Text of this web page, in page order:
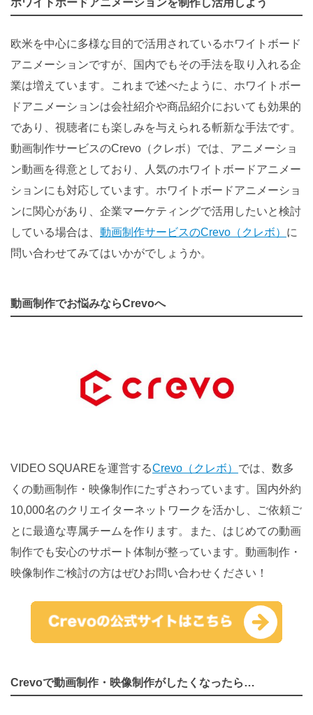
ホワイトボードアニメーションを制作し活用しよう
欧米を中心に多様な目的で活用されているホワイトボード
アニメーションですが、国内でもその手法を取り入れる企
業は増えています。これまで述べたように、ホワイトボー
ドアニメーションは会社紹介や商品紹介においても効果的
であり、視聴者にも楽しみを与えられる斬新な手法です。
動画制作サービスのCrevo（クレボ）では、アニメーショ
ン動画を得意としており、人気のホワイトボードアニメー
ションにも対応しています。ホワイトボードアニメーショ
ンに関心があり、企業マーケティングで活用したいと検討
している場合は、 動画制作サービスのCrevo（クレボ） に
問い合わせてみてはいかがでしょうか。
動画制作でお悩みならCrevoへ
VIDEO SQUAREを運営するCrevo（クレボ） では、数多
くの動画制作・映像制作にたずさわっています。国内外約
10,000名のクリエイターネットワークを活かし、ご依頼ご
とに最適な専属チームを作ります。また、はじめての動画
制作でも安心のサポート体制が整っています。動画制作・
映像制作ご検討の方はぜひお問い合わせください！
Crevoで動画制作・映像制作がしたくなったら…